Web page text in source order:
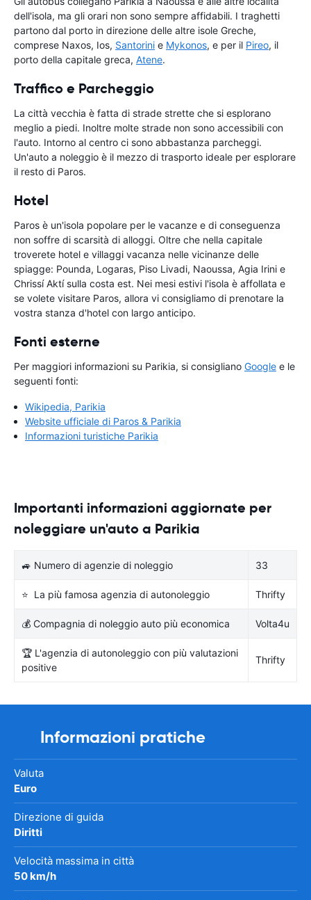
dell'isola, ma gli orari non sono sempre affidabili. I traghetti
partono dal porto in direzione delle altre isole Greche,
comprese Naxos, Ios, Santorini e Mykonos, e per il Pireo, il
porto della capitale greca, Atene.
Traffico e Parcheggio
La città vecchia è fatta di strade strette che si esplorano
meglio a piedi. Inoltre molte strade non sono accessibili con
l'auto. Intorno al centro ci sono abbastanza parcheggi.
Un'auto a noleggio è il mezzo di trasporto ideale per esplorare
il resto di Paros.
Hotel
Paros è un'isola popolare per le vacanze e di conseguenza
non soffre di scarsità di alloggi. Oltre che nella capitale
troverete hotel e villaggi vacanza nelle vicinanze delle
spiagge: Pounda, Logaras, Piso Livadi, Naoussa, Agia Irini e
Chrissí Aktí sulla costa est. Nei mesi estivi l'isola è affollata e
se volete visitare Paros, allora vi consigliamo di prenotare la
vostra stanza d'hotel con largo anticipo.
Fonti esterne
Per maggiori informazioni su Parikia, si consigliano Google e le
seguenti fonti:
Wikipedia, Parikia
Website ufficiale di Paros & Parikia
Informazioni turistiche Parikia
Importanti informazioni aggiornate per
noleggiare un'auto a Parikia
🚙 Numero di agenzie di noleggio 33
⭐ La più famosa agenzia di autonoleggio Thrifty
💰 Compagnia di noleggio auto più economica Volta4u
🏆 L'agenzia di autonoleggio con più valutazioni
positive
Thrifty
Informazioni pratiche
Valuta
Euro
Direzione di guida
Diritti
Velocità massima in città
50 km/h